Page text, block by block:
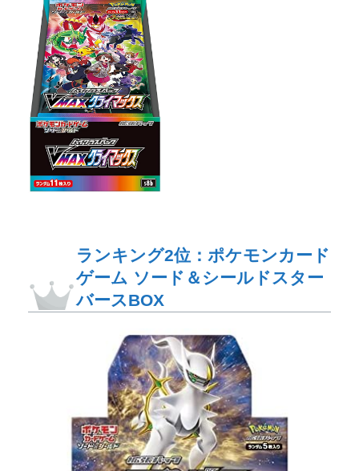
ランキング2位：ポケモンカード
ゲーム ソード＆シールドスター
バースBOX